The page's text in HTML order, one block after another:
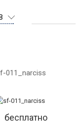
011_narciss
бесплатно